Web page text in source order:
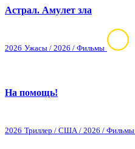
Астрал. Амулет зла
2026 Ужасы / 2026 / Фильмы
На помощь!
2026 Триллер / США / 2026 / Фильмы